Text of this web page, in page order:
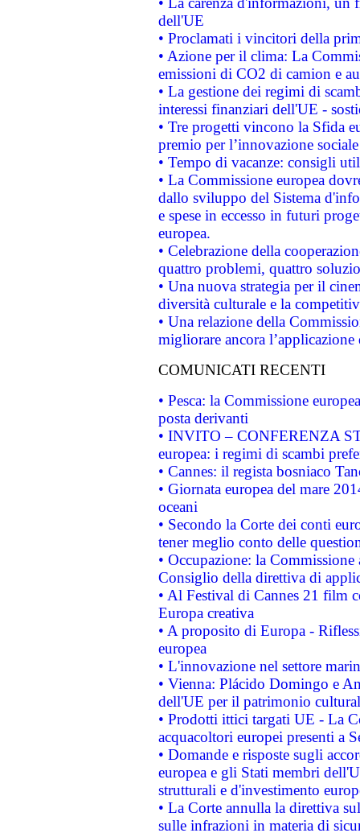
dell'UE
• Proclamati i vincitori della
• Azione per il clima: La
emissioni di CO2 di camion e
• La gestione dei regimi di
interessi finanziari dell'UE -
• Tre progetti vincono la Sfida
premio per l’innovazione sociale
• Tempo di vacanze: consigli
• La Commissione europea
dallo sviluppo del Sistema
e spese in eccesso in futuri
europea.
• Celebrazione della
quattro problemi, quattro
• Una nuova strategia per il
diversità culturale e la
• Una relazione della
migliorare ancora
COMUNICATI RECENTI
• Pesca: la Commissione
posta derivanti
• INVITO – CONFERENZA
europea: i regimi di scambi
• Cannes: il regista bosniaco
• Giornata europea del mare
oceani
• Secondo la Corte dei conti
tener meglio conto delle
• Occupazione: la
Consiglio della direttiva di
• Al Festival di Cannes 21 film
Europa creativa
• A proposito di Europa -
europea
• L'innovazione nel settore
• Vienna: Plácido Domingo e
dell'UE per il patrimonio
• Prodotti ittici targati UE - La
acquacoltori europei presenti a
• Domande e risposte sugli
europea e gli Stati membri
strutturali e d'investimento
• La Corte annulla la direttiva
sulle infrazioni in materia di